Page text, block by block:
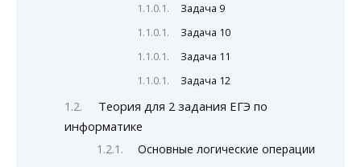
Задача 9
Задача 10
Задача 11
Задача 12
Теория для 2 задания ЕГЭ по
информатике
Основные логические операции